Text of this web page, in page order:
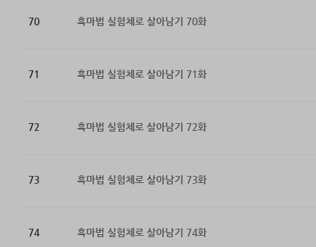
70 흑마법 실험체로 살아남기 70화
71 흑마법 실험체로 살아남기 71화
72 흑마법 실험체로 살아남기 72화
73 흑마법 실험체로 살아남기 73화
74 흑마법 실험체로 살아남기 74화